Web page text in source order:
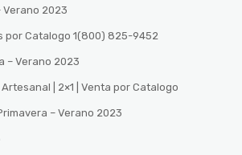
Verano 2023
por Catalogo 1(800) 825-9452
– Verano 2023
| 2×1 | Venta por Catalogo
– Verano 2023